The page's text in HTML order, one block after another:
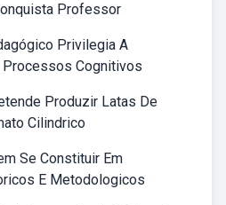
Professor
Privilegia A
Cognitivos
Produzir Latas De
Cilindrico
Se Constituir Em
E Metodologicos